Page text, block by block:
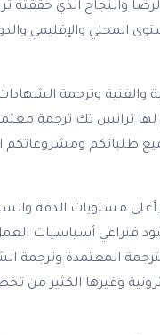
والنجاح الذي حققته
والإقليمي
وترجمة
لها ترانس تك ترجمة
طلباتكم
مستويات الدقة
فنراعي أسياسيات
وترجمة
وغيرها الكثير